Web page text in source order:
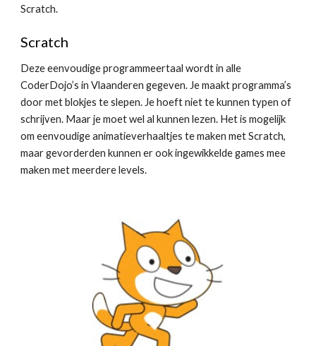
Scratch.
Scratch
Deze eenvoudige programmeertaal wordt in alle
CoderDojo’s in Vlaanderen gegeven. Je maakt programma’s
door met blokjes te slepen. Je hoeft niet te kunnen typen of
schrijven. Maar je moet wel al kunnen lezen. Het is mogelijk
om eenvoudige animatieverhaaltjes te maken met Scratch,
maar gevorderden kunnen er ook ingewikkelde games mee
maken met meerdere levels.